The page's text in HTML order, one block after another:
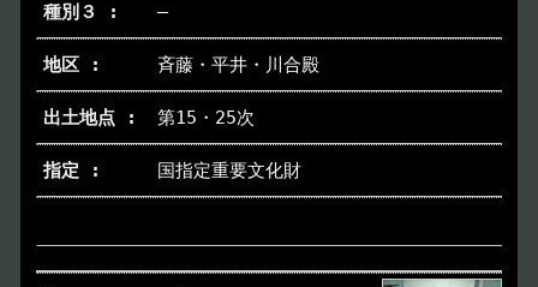
イベント
デジタルアーカイブ Digital Archive
その他のご案内
―
斉藤・平井・川合殿
第15・25次
国指定重要文化財